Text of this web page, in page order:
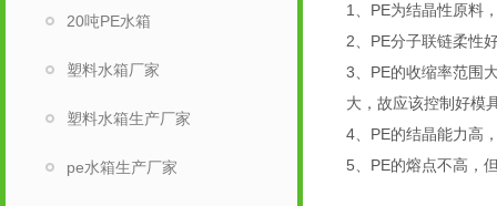
20吨PE水箱
塑料水箱厂家
塑料水箱生产厂家
pe水箱生产厂家
1、PE为结晶性原料
2、PE分子联链柔性
3、PE的收缩率范围
大，故应该控制好模
4、PE的结晶能力高
5、PE的熔点不高，